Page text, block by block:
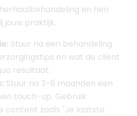
en hen
jouw praktijk.
Stuur na een behandeling
en wat de cliënt
resultaat.
Stuur na 3-6 maanden een
touch-up. Gebruik
content zoals "Je laatste